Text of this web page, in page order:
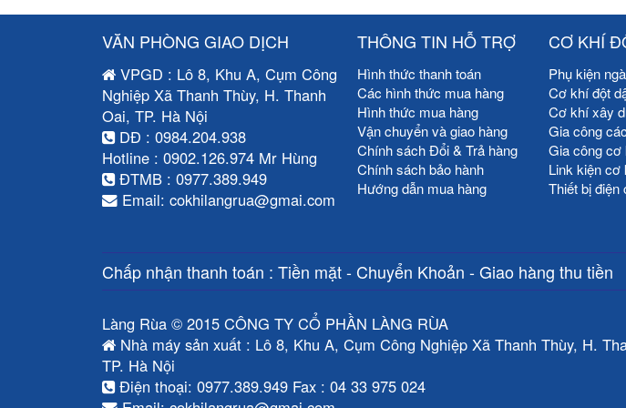
VĂN PHÒNG GIAO DỊCH
VPGD : Lô 8, Khu A, Cụm Công
Nghiệp Xã Thanh Thùy, H. Thanh
Oai, TP. Hà Nội
DĐ : 0984.204.938
Hotline : 0902.126.974 Mr Hùng
ĐTMB : 0977.389.949
Email: cokhilangrua@gmai.com
THÔNG TIN HỖ TRỢ
Hình thức thanh toán
Các hình thức mua hàng
Hình thức mua hàng
Vận chuyển và giao hàng
Chính sách Đổi & Trả hàng
Chính sách bảo hành
Hướng dẫn mua hàng
CƠ KHÍ
Phụ kiện
Cơ khí đột
Cơ khí xây
Gia công
Gia công cơ
Link kiện cơ
Thiết bị điện
Chấp nhận thanh toán : Tiền mặt - Chuyển Khoản - Giao hàng thu tiền
Làng Rùa © 2015 CÔNG TY CỔ PHẦN LÀNG RÙA
Nhà máy sản xuất : Lô 8, Khu A, Cụm Công Nghiệp Xã Thanh Thùy, H.
TP. Hà Nội
Điện thoại: 0977.389.949 Fax : 04 33 975 024